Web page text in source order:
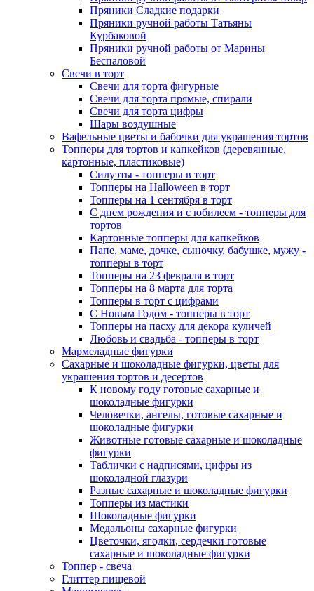
Пряники Сладкие подарки
Пряники ручной работы Татьяны
Курбаковой
Пряники ручной работы от Марины
Беспаловой
Свечи в торт
Свечи для торта фигурные
Свечи для торта прямые, спирали
Свечи для торта цифры
Шары воздушные
Вафельные цветы и бабочки для украшения тортов
Топперы для тортов и капкейков (деревянные,
картонные, пластиковые)
Силуэты - топперы в торт
Топперы на Halloween в торт
Топперы на 1 сентября в торт
С днем рождения и с юбилеем - топперы для
тортов
Картонные топперы для капкейков
Папе, маме, дочке, сыночку, бабушке, мужу -
топперы в торт
Топперы на 23 февраля в торт
Топперы на 8 марта для торта
Топперы в торт с цифрами
С Новым Годом - топперы в торт
Топперы на пасху для декора куличей
Любовь и свадьба - топперы в торт
Мармеладные фигурки
Сахарные и шоколадные фигурки, цветы для
украшения тортов и десертов
К новому году готовые сахарные и
шоколадные фигурки
Человечки, ангелы, готовые сахарные и
шоколадные фигурки
Животные готовые сахарные и шоколадные
фигурки
Таблички с надписями, цифры из
шоколадной глазури
Разные сахарные и шоколадные фигурки
Топперы из мастики
Шоколадные фигурки
Медальоны сахарные фигурки
Цветочки, ягодки, сердечки готовые
сахарные и шоколадные фигурки
Топпер - свеча
Глиттер пищевой